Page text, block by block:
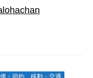
・節約
移動・交通